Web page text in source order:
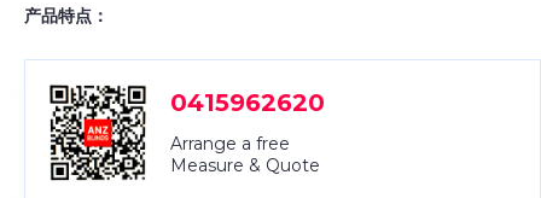
产品特点：
0415962620
Arrange a free
Measure & Quote